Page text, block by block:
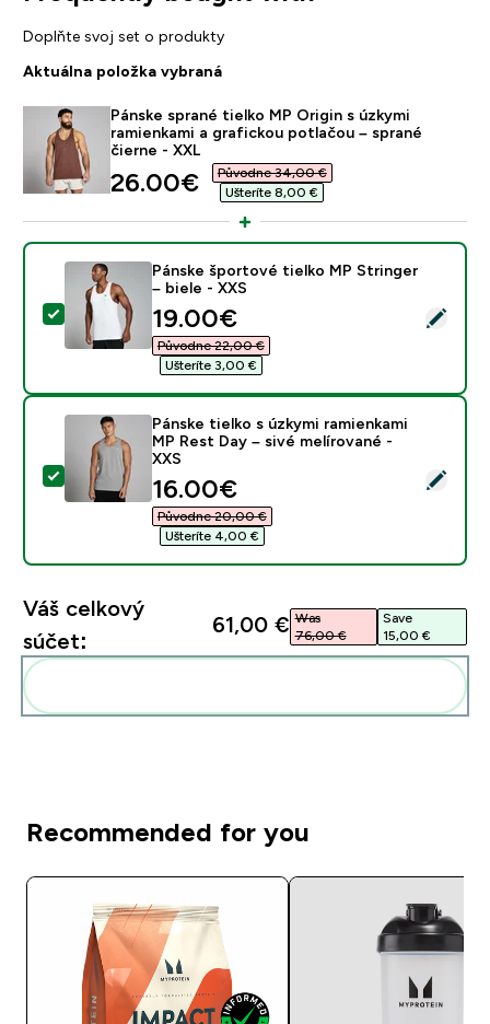
Doplňte svoj set o produkty
Aktuálna položka vybraná
Pánske sprané tielko MP Origin s úzkymi
ramienkami a grafickou potlačou – sprané
čierne - XXL
discounted price
26.00€‎
Původne 34,00 €‎
Ušteríte 8,00 €‎
Vybrať tento produkt - Pánske športové tielko MP
Pánske športové tielko MP Stringer
– biele - XXS
discounted price
19.00€‎
Původne 22,00 €‎
Ušteríte 3,00 €‎
Vybrať tento produkt - Pánske tielko s úzkymi
Pánske tielko s úzkymi ramienkami
MP Rest Day – sivé melírované -
XXS
discounted price
16.00€‎
Původne 20,00 €‎
Ušteríte 4,00 €‎
Váš celkový
súčet:
61,00 €‎ Was
76,00 €‎
Save
15,00 €‎
Recommended for you